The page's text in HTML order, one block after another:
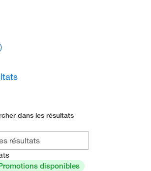
dans les résultats
disponibles